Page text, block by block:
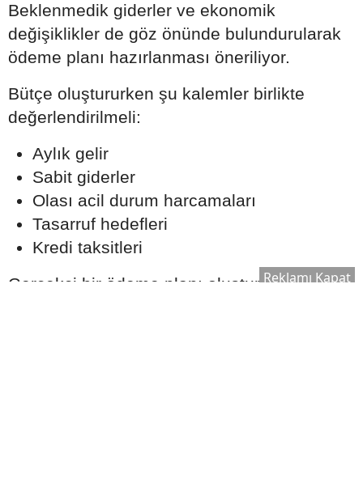
Beklenmedik giderler ve ekonomik
değişiklikler de göz önünde bulundurularak
ödeme planı hazırlanması öneriliyor.
Bütçe oluştururken şu kalemler birlikte
değerlendirilmeli:
Aylık gelir
Sabit giderler
Olası acil durum harcamaları
Tasarruf hedefleri
Kredi taksitleri
Gerçekçi bir ödeme planı oluşturmak, uzun
Reklamı Kapat